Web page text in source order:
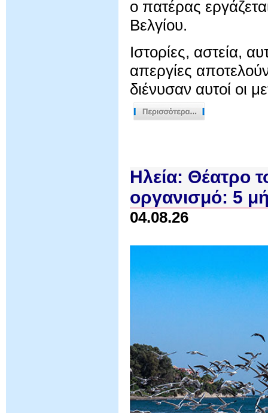
ο πατέρας
Βελγίου.
Ιστορίες, αστεία,
απεργίες
διένυσαν αυτοί οι
Ηλεία: Θέατρο
οργανισμό: 5
04.08.26